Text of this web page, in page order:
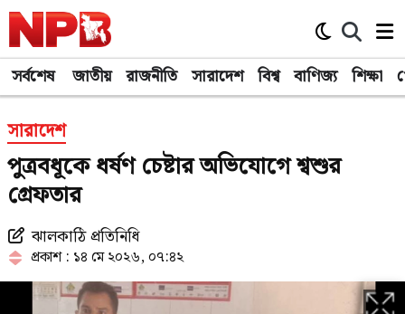
সর্বশেষ জাতীয় রাজনীতি সারাদেশ বিশ্ব বাণিজ্য শিক্ষা
সারাদেশ
পুত্রবধূকে ধর্ষণ চেষ্টার অভিযোগে শ্বশুর
গ্রেফতার
ঝালকাঠি প্রতিনিধি
প্রকাশ : ১৪ মে ২০২৬, ০৭:৪২